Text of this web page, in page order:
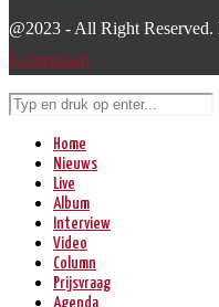
@2023 - All Right
Lourenssen
Home
Nieuws
Live
Album
Interview
Video
Column
Prijsvraag
Agenda